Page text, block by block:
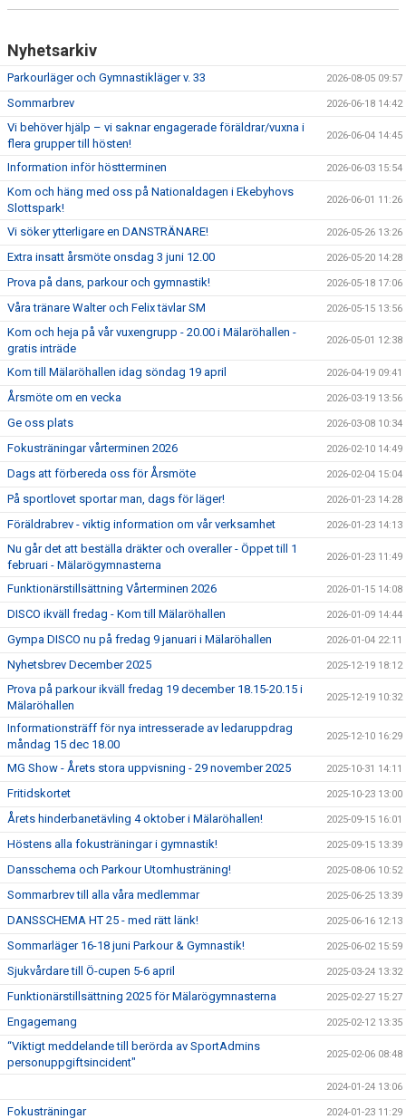
Nyhetsarkiv
Parkourläger och Gymnastikläger v. 33 2026-08-05 09:57
Sommarbrev 2026-06-18 14:42
Vi behöver hjälp – vi saknar engagerade föräldrar/vuxna i
flera grupper till hösten!
2026-06-04 14:45
Information inför höstterminen 2026-06-03 15:54
Kom och häng med oss på Nationaldagen i Ekebyhovs
Slottspark!
2026-06-01 11:26
Vi söker ytterligare en DANSTRÄNARE! 2026-05-26 13:26
Extra insatt årsmöte onsdag 3 juni 12.00 2026-05-20 14:28
Prova på dans, parkour och gymnastik! 2026-05-18 17:06
Våra tränare Walter och Felix tävlar SM 2026-05-15 13:56
Kom och heja på vår vuxengrupp - 20.00 i Mälaröhallen -
gratis inträde
2026-05-01 12:38
Kom till Mälaröhallen idag söndag 19 april 2026-04-19 09:41
Årsmöte om en vecka 2026-03-19 13:56
Ge oss plats 2026-03-08 10:34
Fokusträningar vårterminen 2026 2026-02-10 14:49
Dags att förbereda oss för Årsmöte 2026-02-04 15:04
På sportlovet sportar man, dags för läger! 2026-01-23 14:28
Föräldrabrev - viktig information om vår verksamhet 2026-01-23 14:13
Nu går det att beställa dräkter och overaller - Öppet till 1
februari - Mälarögymnasterna
2026-01-23 11:49
Funktionärstillsättning Vårterminen 2026 2026-01-15 14:08
DISCO ikväll fredag - Kom till Mälaröhallen 2026-01-09 14:44
Gympa DISCO nu på fredag 9 januari i Mälaröhallen 2026-01-04 22:11
Nyhetsbrev December 2025 2025-12-19 18:12
Prova på parkour ikväll fredag 19 december 18.15-20.15 i
Mälaröhallen
2025-12-19 10:32
Informationsträff för nya intresserade av ledaruppdrag
måndag 15 dec 18.00
2025-12-10 16:29
MG Show - Årets stora uppvisning - 29 november 2025 2025-10-31 14:11
Fritidskortet 2025-10-23 13:00
Årets hinderbanetävling 4 oktober i Mälaröhallen! 2025-09-15 16:01
Höstens alla fokusträningar i gymnastik! 2025-09-15 13:39
Dansschema och Parkour Utomhusträning! 2025-08-06 10:52
Sommarbrev till alla våra medlemmar 2025-06-25 13:39
DANSSCHEMA HT 25 - med rätt länk! 2025-06-16 12:13
Sommarläger 16-18 juni Parkour & Gymnastik! 2025-06-02 15:59
Sjukvårdare till Ö-cupen 5-6 april 2025-03-24 13:32
Funktionärstillsättning 2025 för Mälarögymnasterna 2025-02-27 15:27
Engagemang 2025-02-12 13:35
“Viktigt meddelande till berörda av SportAdmins
personuppgiftsincident"
2025-02-06 08:48
2024-01-24 13:06
Fokusträningar 2024-01-23 11:29